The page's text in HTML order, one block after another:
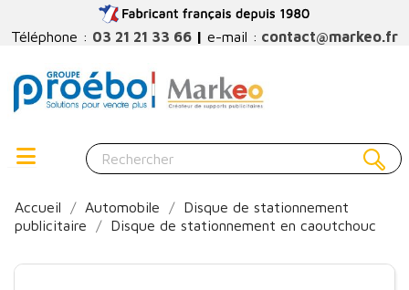
Téléphone : 03 21 21 33 66 | e-mail : contact@markeo.fr
Accueil Automobile
Disque de stationnement
publicitaire
Disque de stationnement en caoutchouc